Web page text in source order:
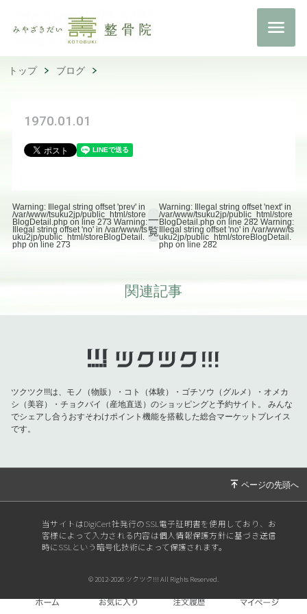
トップ ブログ
1970.01.01
Warning: Illegal string offset 'prev' in
/var/www/tsuku2jp/public_html/store
BlogDetail.php on line 273 Warning:
Illegal string offset 'no' in /var/www/ts
uku2jp/public_html/storeBlogDetail.
php on line 273
一
覧
Warning: Illegal string offset 'next' in
/var/www/tsuku2jp/public_html/store
BlogDetail.php on line 282 Warning:
Illegal string offset 'no' in /var/www/ts
uku2jp/public_html/storeBlogDetail.
php on line 282
関連記事
ツクツク!!!は、モノ（物販）・コト（体験）・ゴチソウ（グルメ）・オメカ
シ（美容）・チョクバイ（産地直送）のショッピングと予約サイト。
みんな
でシェアし合うおすそわけポイント機能を搭載した総合マーケットプレイス
です。
当サイトはDigiCert社発行のSSL電子証明書を使用しており、お
客様によって入力される内容は個人情報保護方針に基づき送信
時にSSLという暗号化技術によって保護されます。
© 2012-2026 ツクツク!!! All Rights Reserved.